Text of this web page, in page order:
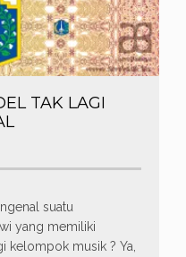
TAK LAGI
suatu
yang memiliki
kelompok musik ? Ya,